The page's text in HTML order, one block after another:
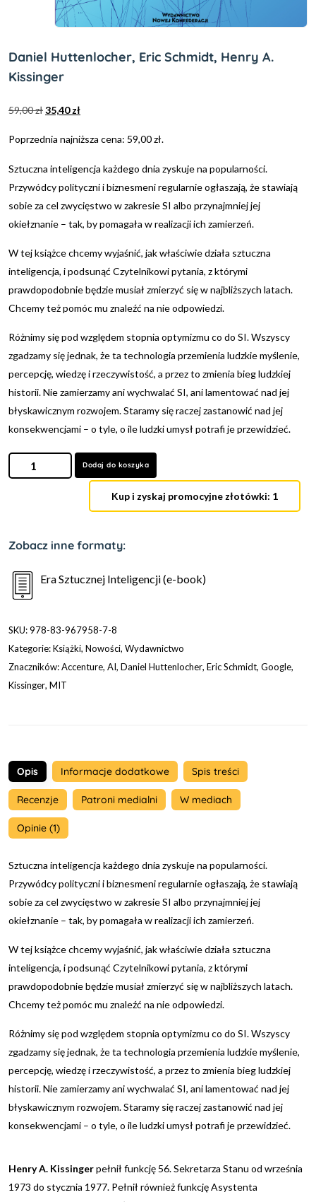
Daniel Huttenlocher, Eric Schmidt, Henry A.
Kissinger
59,00zł35,40zł
Poprzednia najniższa cena: 59,00zł.
Sztuczna inteligencja każdego dnia zyskuje na popularności.
Przywódcy polityczni i biznesmeni regularnie ogłaszają, że stawiają
sobie za cel zwycięstwo w zakresie SI albo przynajmniej jej
okiełznanie – tak, by pomagała w realizacji ich zamierzeń.
W tej książce chcemy wyjaśnić, jak właściwie działa sztuczna
inteligencja, i podsunąć Czytelnikowi pytania, z którymi
prawdopodobnie będzie musiał zmierzyć się w najbliższych latach.
Chcemy też pomóc mu znaleźć na nie odpowiedzi.
Różnimy się pod względem stopnia optymizmu co do SI. Wszyscy
zgadzamy się jednak, że ta technologia przemienia ludzkie myślenie,
percepcję, wiedzę i rzeczywistość, a przez to zmienia bieg ludzkiej
historii. Nie zamierzamy ani wychwalać SI, ani lamentować nad jej
błyskawicznym rozwojem. Staramy się raczej zastanowić nad jej
konsekwencjami – o tyle, o ile ludzki umysł potrafi je przewidzieć.
Dodaj do koszyka
Kup i zyskaj promocyjne złotówki: 1
Zobacz inne formaty:
Era Sztucznej Inteligencji (e-book)
SKU:978-83-967958-7-8
Kategorie:Książki, Nowości, Wydawnictwo
Znaczników:Accenture, AI, Daniel Huttenlocher, Eric Schmidt, Google,
Kissinger, MIT
Opis Informacje dodatkowe Spis treści
Recenzje Patroni medialni W mediach
Opinie (1)
Sztuczna inteligencja każdego dnia zyskuje na popularności.
Przywódcy polityczni i biznesmeni regularnie ogłaszają, że stawiają
sobie za cel zwycięstwo w zakresie SI albo przynajmniej jej
okiełznanie – tak, by pomagała w realizacji ich zamierzeń.
W tej książce chcemy wyjaśnić, jak właściwie działa sztuczna
inteligencja, i podsunąć Czytelnikowi pytania, z którymi
prawdopodobnie będzie musiał zmierzyć się w najbliższych latach.
Chcemy też pomóc mu znaleźć na nie odpowiedzi.
Różnimy się pod względem stopnia optymizmu co do SI. Wszyscy
zgadzamy się jednak, że ta technologia przemienia ludzkie myślenie,
percepcję, wiedzę i rzeczywistość, a przez to zmienia bieg ludzkiej
historii. Nie zamierzamy ani wychwalać SI, ani lamentować nad jej
błyskawicznym rozwojem. Staramy się raczej zastanowić nad jej
konsekwencjami – o tyle, o ile ludzki umysł potrafi je przewidzieć.
Henry A. Kissingerpełnił funkcję 56. Sekretarza Stanu od września
1973 do stycznia 1977. Pełnił również funkcję Asystenta